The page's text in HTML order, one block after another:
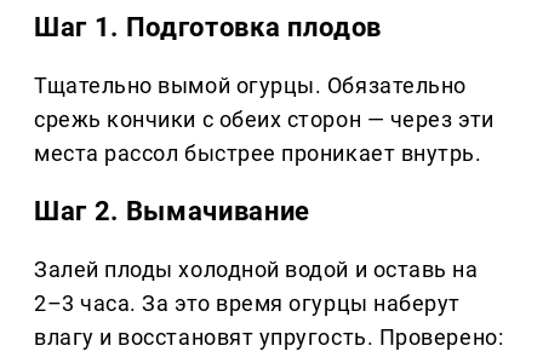
Шаг 1. Подготовка плодов
Тщательно вымой огурцы. Обязательно
срежь кончики с обеих сторон — через эти
места рассол быстрее проникает внутрь.
Шаг 2. Вымачивание
Залей плоды холодной водой и оставь на
2–3 часа. За это время огурцы наберут
влагу и восстановят упругость. Проверено: